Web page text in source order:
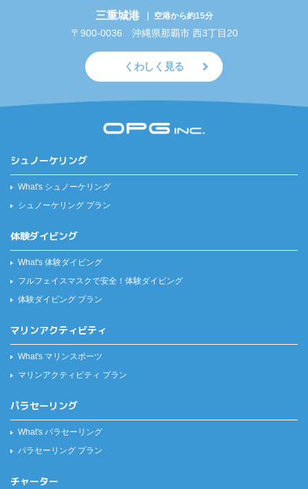
三重城港 ｜ 空港から約15分
〒900-0036 沖縄県那覇市 西3丁目20
くわしく見る
シュノーケリング
What's シュノーケリング
シュノーケリング プラン
体験ダイビング
What's 体験ダイビング
フルフェイスマスクで安全！ 体験ダイビング
体験ダイビング プラン
マリンアクティビティ
What's マリンスポーツ
マリンアクティビティ プラン
パラセーリング
What's パラセーリング
パラセーリング プラン
チャーター